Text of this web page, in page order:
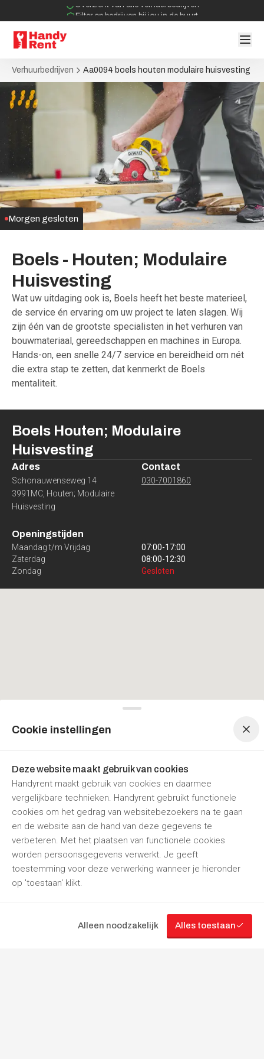
Filter op bedrijven bij jou in de buurt
Geen tussenpartijen bij verhuurovereenkomst
Verhuurbedrijven Aa0094 boels houten modulaire huisvesting
Boels - Houten; Modulaire
Huisvesting
Wat uw uitdaging ook is, Boels heeft het beste materieel,
de service én ervaring om uw project te laten slagen. Wij
zijn één van de grootste specialisten in het verhuren van
bouwmateriaal, gereedschappen en machines in Europa.
Hands-on, een snelle 24/7 service en bereidheid om nét
die extra stap te zetten, dat kenmerkt de Boels
mentaliteit.
Morgen gesloten
Boels Houten; Modulaire
Huisvesting
Adres
Schonauwenseweg 14
3991MC Houten; Modulaire
Huisvesting
Contact
030-7001860
Openingstijden
Maandag t/m Vrijdag 07:00-17:00
Zaterdag
08:00-12:30
Zondag
Gesloten
Cookie instellingen
Deze website maakt gebruik van cookies
Handyrent maakt gebruik van cookies en daarmee
vergelijkbare technieken. Handyrent gebruikt functionele
cookies om het gedrag van websitebezoekers na te gaan
en de website aan de hand van deze gegevens te
verbeteren. Met het plaatsen van functionele cookies
worden persoonsgegevens verwerkt. Je geeft
toestemming voor deze verwerking wanneer je hieronder
op 'toestaan' klikt.
Alleen noodzakelijk Alles toestaan